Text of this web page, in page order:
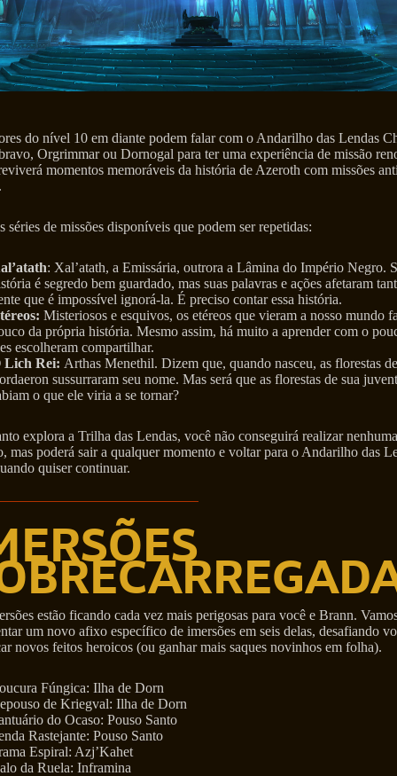
do nível 10 em diante podem falar com o Andarilho das Lendas
Orgrimmar ou Dornogal para ter uma experiência de missão
momentos memoráveis da história de Azeroth com missões
séries de missões disponíveis que podem ser repetidas:
: Xal’atath, a Emissária, outrora a Lâmina do Império Negro.
é segredo bem guardado, mas suas palavras e ações afetaram
que é impossível ignorá-la. É preciso contar essa história.
Misteriosos e esquivos, os etéreos que vieram a nosso mundo
da própria história. Mesmo assim, há muito a aprender com o
escolheram compartilhar.
Lich Rei: Arthas Menethil. Dizem que, quando nasceu, as florestas de
sussurraram seu nome. Mas será que as florestas de sua
o que ele viria a se tornar?
explora a Trilha das Lendas, você não conseguirá realizar
mas poderá sair a qualquer momento e voltar para o Andarilho das
quiser continuar.
estão ficando cada vez mais perigosas para você e Brann.
um novo afixo específico de imersões em seis delas, desafiando
novos feitos heroicos (ou ganhar mais saques novinhos em folha).
Fúngica: Ilha de Dorn
de Kriegval: Ilha de Dorn
do Ocaso: Pouso Santo
Rastejante: Pouso Santo
Espiral: Azj’Kahet
da Ruela: Inframina